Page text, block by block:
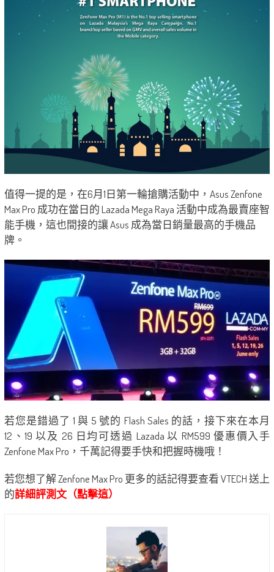
值得一提的是，在6月1日第一輪搶購活動中，Asus Zenfone
Max Pro 成功在當日的 Lazada Mega Raya 活動中成為最賣座智
能手機，這也間接的讓 Asus 成為當日銷量最高的手機品
牌。
若您是錯過了 1 與 5 號的 Flash Sales 的話，接下來在本月
12、19 以及 26 日均可透過 Lazada 以 RM599 優惠價入手
Zenfone Max Pro，千萬記得要手快和把握時機哦！
若您想了解 Zenfone Max Pro 更多的話記得要查看 VTECH 送上
的詳細評測文（點擊這）